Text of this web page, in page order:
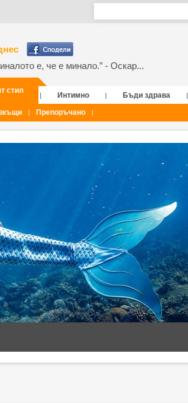
е, че е минало.” - Оскар...
стил
| Интимно | Бъди здрава |
| Препоръчано |